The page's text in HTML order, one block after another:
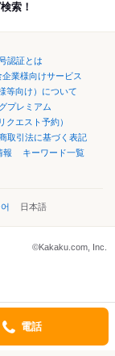
索！
認証とは
業様向けサービス
等向け）について
プレミアム
クエスト予約）
取引法に基づく表記
報
キーワード一覧
日本語
©Kakaku.com, Inc.
電話